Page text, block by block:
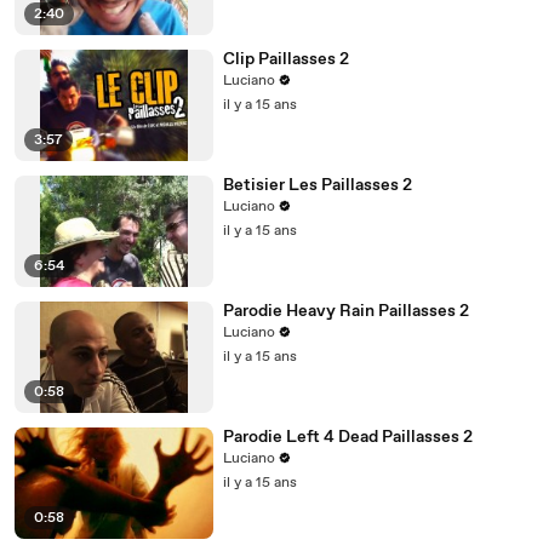
2:40
3:57
Clip Paillasses 2
Luciano
il y a 15 ans
6:54
Betisier Les Paillasses 2
Luciano
il y a 15 ans
0:58
Parodie Heavy Rain Paillasses 2
Luciano
il y a 15 ans
0:58
Parodie Left 4 Dead Paillasses 2
Luciano
il y a 15 ans